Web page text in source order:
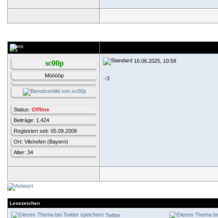
sc00p
Mööööp
Status: Offline
Beiträge: 1.424
Registriert seit: 05.09.2009
Ort: Vilshofen (Bayern)
Alter: 34
16.06.2025, 10:58
:-3
Lesezeichen
Twitter